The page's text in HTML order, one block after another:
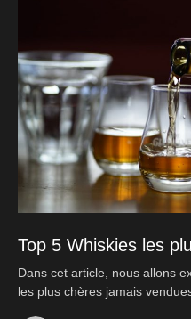
Top 5 Whiskies les
Dans cet article, nous allons
les plus chères jamais